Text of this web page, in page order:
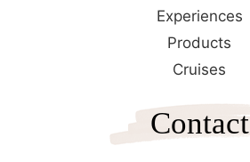
Experiences
Products
Cruises
Contact